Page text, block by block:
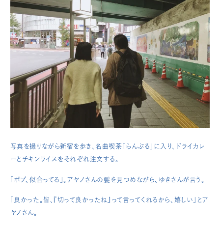
写真を撮りながら新宿を歩き、名曲喫茶「らんぶる」に入り、ドライカレ
ーとチキンライスをそれぞれ注文する。
「ボブ、似合ってる」。アヤノさんの髪を見つめながら、ゆきさんが言う。
「良かった。皆、『切って良かったね』って言ってくれるから、嬉しい」とア
ヤノさん。